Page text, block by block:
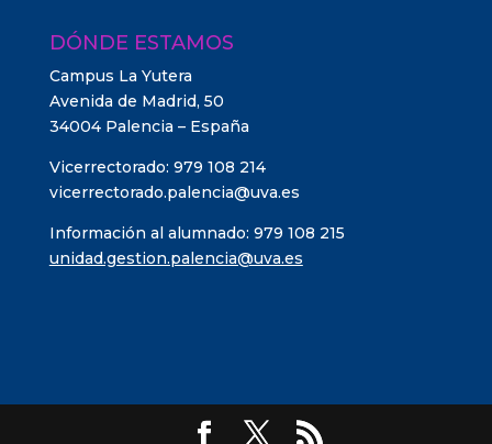
DÓNDE ESTAMOS
Campus La Yutera
Avenida de Madrid, 50
34004 Palencia – España
Vicerrectorado: 979 108 214
vicerrectorado.palencia@uva.es
Información al alumnado: 979 108 215
unidad.gestion.palencia@uva.es